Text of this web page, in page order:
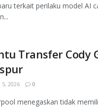
terkait perilaku model AI
Transfer Cody
2026 0
menegaskan tidak